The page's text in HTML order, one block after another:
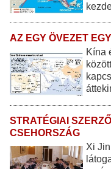
AZ EGY ÖVEZET
Kína
STRATÉGIAI
CSEHORSZÁG
Xi